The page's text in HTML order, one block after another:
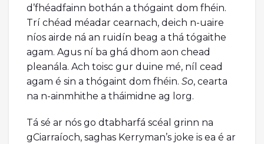
d’fhéadfainn bothán a thógaint dom fhéin.
Trí chéad méadar cearnach, deich n-uaire
níos airde ná an ruidín beag a thá tógaithe
agam. Agus ní ba ghá dhom aon chead
pleanála. Ach toisc gur duine mé, níl cead
agam é sin a thógaint dom fhéin. So, cearta
na n-ainmhithe a tháimidne ag lorg.
Tá sé ar nós go dtabharfá scéal grinn na
gCiarraíoch, saghas Kerryman’s joke is ea é ar